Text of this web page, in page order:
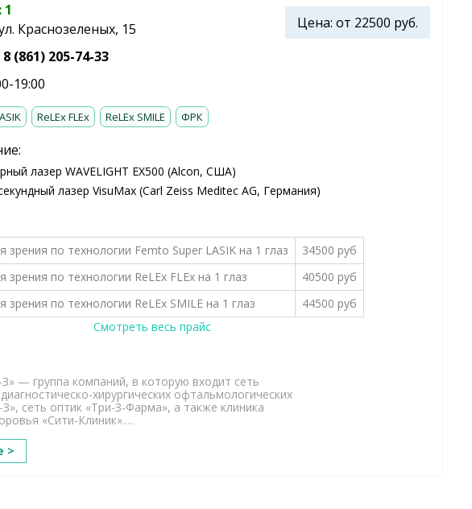
Цена: от 22500 руб.
Краснозеленых, 15
8 (861) 205-74-33
19:00
ReLEx FLEx ReLEx SMILE ФРК
лазер WAVELIGHT EX500 (Alcon, США)
лазер VisuMax (Carl Zeiss Meditec AG, Германия)
зрения по технологии Femto Super LASIK на 1 глаз
34500 руб
зрения по технологии ReLEx FLEx на 1 глаз
40500 руб
зрения по технологии ReLEx SMILE на 1 глаз
44500 руб
Смотреть весь прайс
— группа компаний, в которую входит сеть
хирургических офтальмологических
сеть оптик «Три-З-Фарма», а также клиника
«Сити-Клиник».…
>